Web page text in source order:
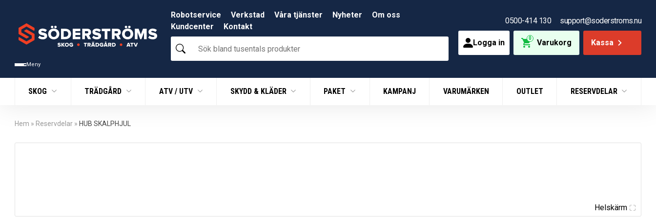
Meny
Robotservice Verkstad Våra tjänster Nyheter
Om oss
Kundcenter
Kontakt
Sök
bland
produkter
0500-414 130 support@soderstroms.nu
Logga in 0 Varukorg Kassa
SKOG TRÄDGÅRD ATV / UTV SKYDD & KLÄDER PAKET KAMPANJ VARUMÄRKEN OUTLET RESERVDELAR
Hem » Reservdelar » HUB SKALPHJUL
Helskärm